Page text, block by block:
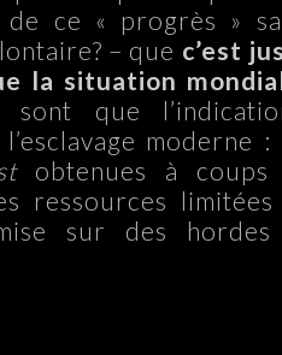
ce « progrès »
– que c’est
la situation
que
moderne
obtenues à coups
ressources
sur des